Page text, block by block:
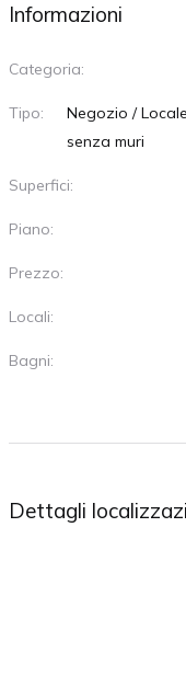
Informazioni
Categoria:
Tipo:
Negozio /
senza muri
Superfici:
Piano:
Prezzo:
Locali:
Bagni:
Dettagli